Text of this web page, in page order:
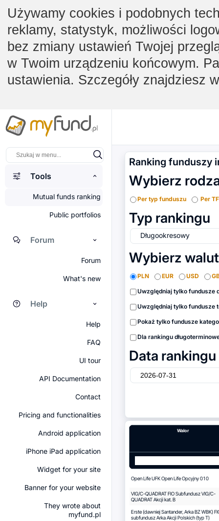
Używamy cookies i podobnych
reklamy, statystyk, możliwości
bez zmiany ustawień Twojej
w Twoim urządzeniu końcowym.
ustawienia. Szczegóły znajdziesz
Tools
Mutual funds ranking
Public portfolios
Forum
Forum
What's new
Help
Help
FAQ
UI tour
API Documentation
Contact
Pricing and functionalities
Android application
iPhone iPad application
Widget for your site
Banner for your website
They wrote about
myfund.pl
Ranking funduszy
Wybierz
Per typ funduszu Per
Typ rankingu
Długookresowy
Wybierz
PLN EUR USD
Uwzględniaj tylko fundusze
Uwzględniaj tylko
Pokaż tylko fundusze
Dla rankingu
Data rankingu
Walor
Open Life UFK Open Life Opcyjny 010
VIG/C-QUADRAT FIO Subfundusz VIG/C-
QUADRAT Akcji kat. B
Erste (dawniej Santander, Arka BZ WBK)
subfundusz Arka Akcji Polskich (typ T)